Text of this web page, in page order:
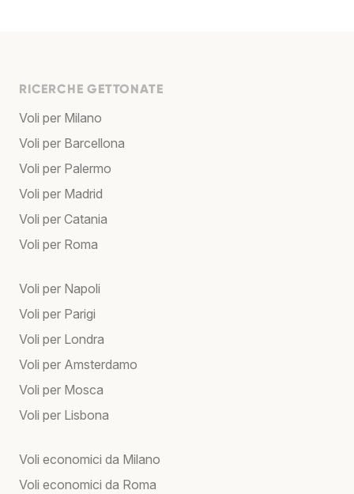
RICERCHE GETTONATE
Voli per Milano
Voli per Barcellona
Voli per Palermo
Voli per Madrid
Voli per Catania
Voli per Roma
Voli per Napoli
Voli per Parigi
Voli per Londra
Voli per Amsterdamo
Voli per Mosca
Voli per Lisbona
Voli economici da Milano
Voli economici da Roma